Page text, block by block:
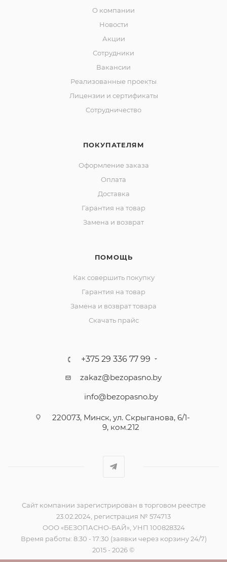
О компании
Новости
Акции
Сотрудники
Вакансии
Реализованные проекты
Лицензии и сертификаты
Сотрудничество
ПОКУПАТЕЛЯМ
Оформление заказа
Оплата
Доставка
Гарантия на товар
Замена и возврат
ПОМОЩЬ
Как совершить покупку
Гарантия на товар
Замена и возврат товара
Скачать прайс
+375 29 336 77 99
zakaz@bezopasno.by
info@bezopasno.by
220073, Минск, ул. Скрыганова, 6/1-
9, ком.212
Сайт компании зарегистрирован в торговом реестре
23.02.2024, регистрация № 574713
ООО «БЕЗОПАСНО-БАЙ», УНП 100828324
Время работы: 8:30 - 17:30 (заявки через корзину 24/7)
2015 - 2026 ©